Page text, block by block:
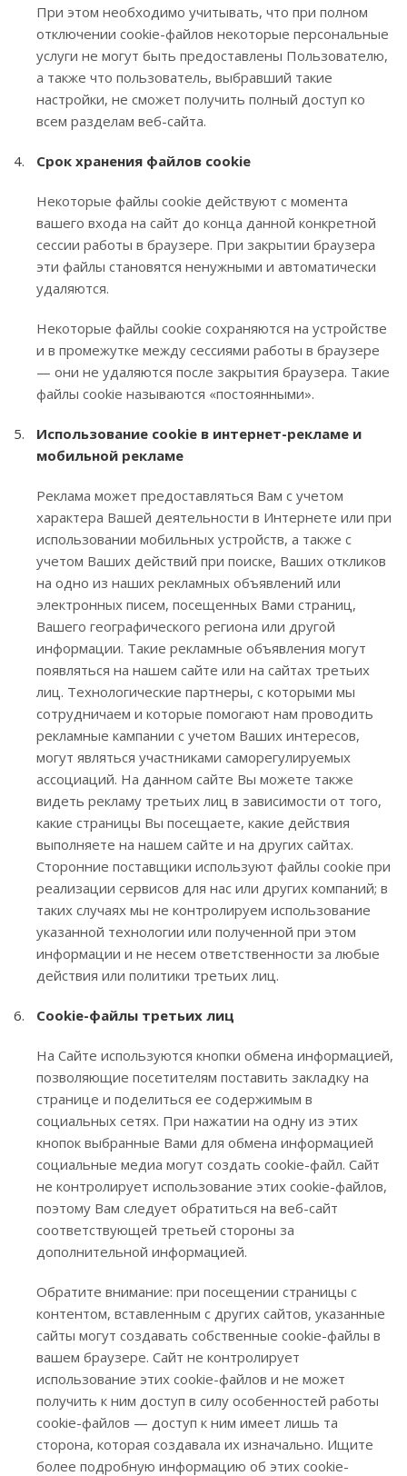
При этом необходимо учитывать, что при полном
отключении cookie-файлов некоторые персональные
услуги не могут быть предоставлены Пользователю,
а также что пользователь, выбравший такие
настройки, не сможет получить полный доступ ко
всем разделам веб-сайта.
Срок хранения файлов cookie
Некоторые файлы cookie действуют с момента
вашего входа на сайт до конца данной конкретной
сессии работы в браузере. При закрытии браузера
эти файлы становятся ненужными и автоматически
удаляются.
Некоторые файлы cookie сохраняются на устройстве
и в промежутке между сессиями работы в браузере
— они не удаляются после закрытия браузера. Такие
файлы cookie называются «постоянными».
Использование cookie в интернет-рекламе и
мобильной рекламе
Реклама может предоставляться Вам с учетом
характера Вашей деятельности в Интернете или при
использовании мобильных устройств, а также с
учетом Ваших действий при поиске, Ваших откликов
на одно из наших рекламных объявлений или
электронных писем, посещенных Вами страниц,
Вашего географического региона или другой
информации. Такие рекламные объявления могут
появляться на нашем сайте или на сайтах третьих
лиц. Технологические партнеры, с которыми мы
сотрудничаем и которые помогают нам проводить
рекламные кампании с учетом Ваших интересов,
могут являться участниками саморегулируемых
ассоциаций. На данном сайте Вы можете также
видеть рекламу третьих лиц в зависимости от того,
какие страницы Вы посещаете, какие действия
выполняете на нашем сайте и на других сайтах.
Сторонние поставщики используют файлы cookie при
реализации сервисов для нас или других компаний; в
таких случаях мы не контролируем использование
указанной технологии или полученной при этом
информации и не несем ответственности за любые
действия или политики третьих лиц.
Cookie-файлы третьих лиц
На Сайте используются кнопки обмена информацией,
позволяющие посетителям поставить закладку на
странице и поделиться ее содержимым в
социальных сетях. При нажатии на одну из этих
кнопок выбранные Вами для обмена информацией
социальные медиа могут создать cookie-файл. Сайт
не контролирует использование этих cookie-файлов,
поэтому Вам следует обратиться на веб-сайт
соответствующей третьей стороны за
дополнительной информацией.
Обратите внимание: при посещении страницы с
контентом, вставленным с других сайтов, указанные
сайты могут создавать собственные cookie-файлы в
вашем браузере. Сайт не контролирует
использование этих cookie-файлов и не может
получить к ним доступ в силу особенностей работы
cookie-файлов — доступ к ним имеет лишь та
сторона, которая создавала их изначально. Ищите
более подробную информацию об этих cookie-